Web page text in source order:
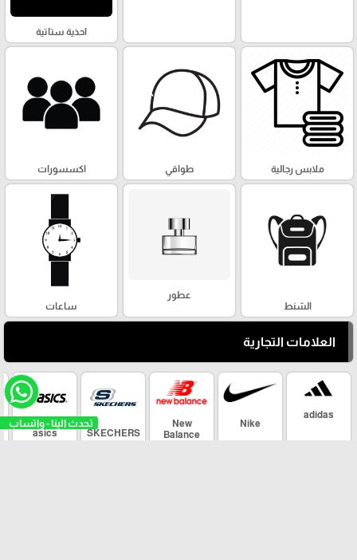
احذية ستاتية
ملابس رجالية طواقي اكسسورات
الشنط
عطور
ساعات
العلامات التجارية
adidas
Nike
New
Balance
SKECHERS
asics